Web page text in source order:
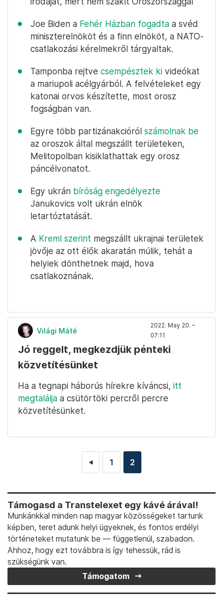
Joe Biden a Fehér Házban fogadta a svéd
miniszterelnököt és a finn elnököt, a NATO-
csatlakozási kérelmekről tárgyaltak.
Tamponba rejtve csempésztek ki videókat
a mariupoli acélgyárból. A felvételeket egy
katonai orvos készítette, most orosz
fogságban van.
Egyre több partizánakcióról számolnak be
az oroszok által megszállt területeken,
Melitopolban kisiklathattak egy orosz
páncélvonatot.
Egy ukrán bíróság engedélyezte
Janukovics volt ukrán elnök
letartóztatását.
A Kreml szerint megszállt ukrajnai területek
jövője az ott élők akaratán múlik, tehát a
helyiek dönthetnek majd, hova
csatlakoznának.
Világi Máté
2022. May 20. –
07:11
Jó reggelt, megkezdjük pénteki
közvetítésünket
Ha a tegnapi háborús hírekre kíváncsi, itt
megtalálja a csütörtöki percről percre
közvetítésünket.
◄ 1 2
Támogasd a Transtelexet egy kávé árával!
Munkánkkal minden nap magyar közösségeket tartunk
képben, teret adunk helyi ügyeknek, és fontos erdélyi
történeteket mutatunk be — függetlenül, szabadon.
Ahhoz, hogy ezt továbbra is így tehessük, rád is
szükségünk van.
Támogatom